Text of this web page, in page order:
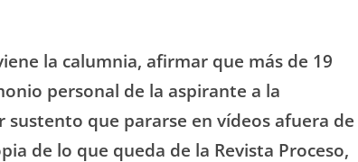
la calumnia, afirmar que más de 19
personal de la aspirante a la
sustento que pararse en vídeos afuera de
de lo que queda de la Revista Proceso,